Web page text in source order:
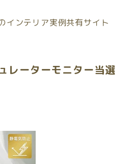
インテリア実例共有サイト
レーターモニター当選